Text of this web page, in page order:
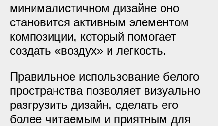
минималистичном дизайне оно
становится активным элементом
композиции, который помогает
создать «воздух» и легкость.
Правильное использование белого
пространства позволяет визуально
разгрузить дизайн, сделать его
более читаемым и приятным для